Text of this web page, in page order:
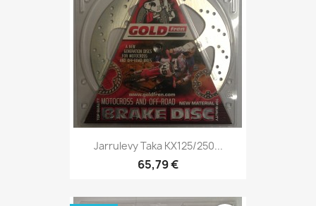
Jarrulevy Taka KX125/250...
65,79 €